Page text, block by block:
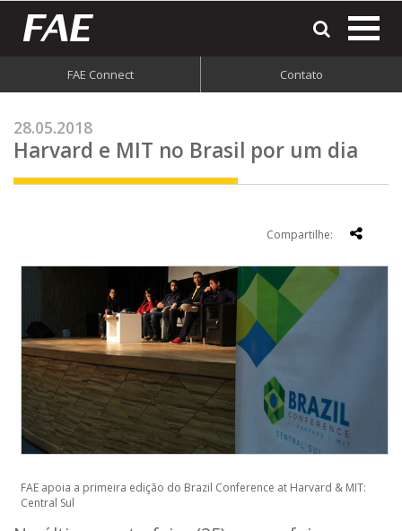
FAE Connect Contato
28.05.2018
Harvard e MIT no Brasil por um dia
Compartilhe:
FAE apoia a primeira edição do Brazil Conference at Harvard & MIT:
Central Sul